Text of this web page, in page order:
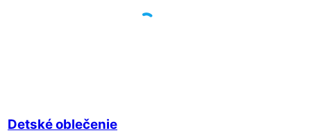
Detské oblečenie